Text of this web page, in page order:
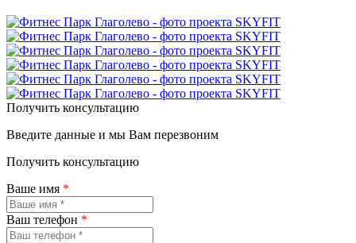
Получить консультацию
Введите данные и мы Вам перезвоним
Получить консультацию
Ваше имя *
Ваш телефон *